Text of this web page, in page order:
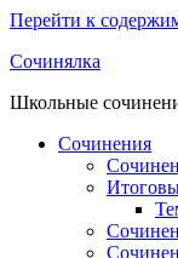
Перейти к
Сочинялка
Школьные
Сочинения